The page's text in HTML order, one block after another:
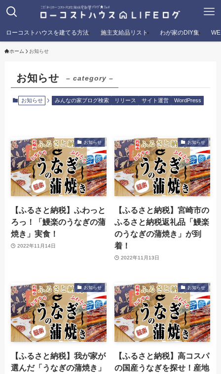
ローコストハウスを建てる方法 施主支給品リスト わが家のDIY集
ホーム お知らせ
お知らせ – category –
お知らせ みんなの家ブログ検索 リリース サイト運営 WordPress
お知らせ
【ふるさと納税】ふわっと
ろっ！「鰻楽のうなぎの蒲
焼き」実食！
2022年11月14日
お知らせ
【ふるさと納税】宮崎市の
ふるさと納税返礼品「鰻楽
のうなぎの蒲焼き」が到
着！
2022年11月13日
お知らせ
【ふるさと納税】我が家が
選んだ「うなぎの蒲焼き」
お知らせ
【ふるさと納税】高コスパ
の国産うなぎを探せ！産地